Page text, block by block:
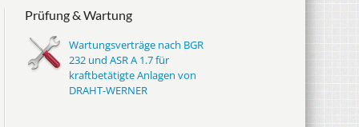
Prüfung & Wartung
Wartungsverträge nach BGR
232 und ASR A 1.7 für
kraftbetätigte Anlagen von
DRAHT-WERNER